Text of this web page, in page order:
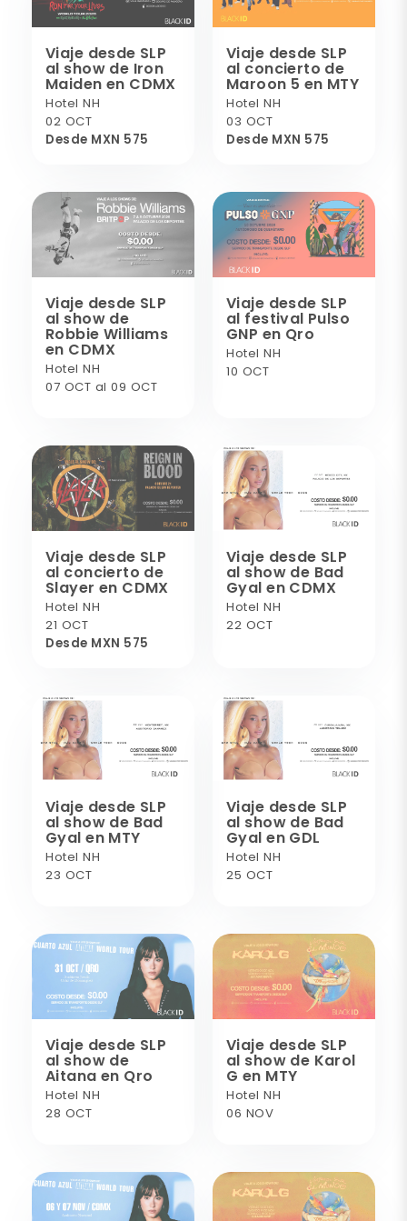
Viaje desde SLP
al show de Iron
Maiden en CDMX
Hotel NH
02 OCT
Desde MXN 575
Viaje desde SLP
al concierto de
Maroon 5 en MTY
Hotel NH
03 OCT
Desde MXN 575
Viaje desde SLP
al show de
Robbie Williams
en CDMX
Hotel NH
07 OCT al 09 OCT
Viaje desde SLP
al festival Pulso
GNP en Qro
Hotel NH
10 OCT
Viaje desde SLP
al concierto de
Slayer en CDMX
Hotel NH
21 OCT
Desde MXN 575
Viaje desde SLP
al show de Bad
Gyal en CDMX
Hotel NH
22 OCT
Viaje desde SLP
al show de Bad
Gyal en MTY
Hotel NH
23 OCT
Viaje desde SLP
al show de Bad
Gyal en GDL
Hotel NH
25 OCT
Viaje desde SLP
al show de
Aitana en Qro
Hotel NH
28 OCT
Viaje desde SLP
al show de Karol
G en MTY
Hotel NH
06 NOV